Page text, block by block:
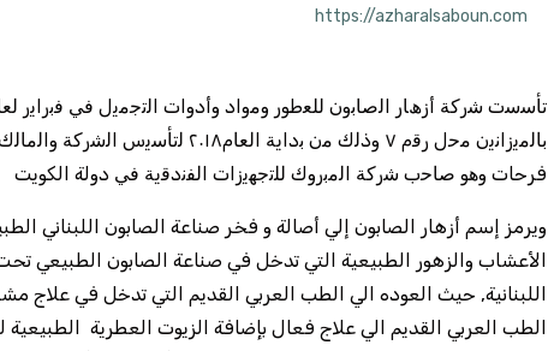
https://azharalsaboun.com
ﺑﺎﻟﻣﯾزاﻧﯾن ﻣﺣل رﻗم ٧ وذﻟك ﻣن
فرحات وھو ﺻﺎﺣب ﺷرﻛﺔ اﻟﻣﺑروك ﻟﻠﺗﺟﮭﯾزات اﻟﻔﻧدﻗﯾﺔ ﻓﻲ دولة الكويت
ويرمز إسم أزهار الصابون إلي أصالة و فخر صناعة الصابون اللبناني
الأعشاب والزهور الطبيعية التي تدخل في صناعة الصابون الطبيعي
اللبنانية, حيث العوده الي الطب العربي القديم التي تدخل في
الطب العربي القديم الي علاج فعال بإضافة الزيوت العطرية